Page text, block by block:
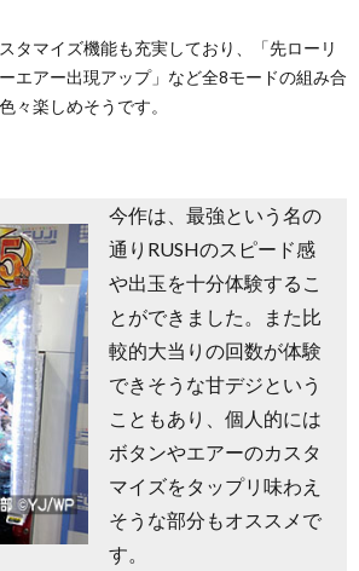
タマイズ機能も充実しており、「先ローリ
エアー出現アップ」など全8モードの組み合
々楽しめそうです。
今作は、最強という名の
通りRUSHのスピード感
や出玉を十分体験するこ
とができました。また比
較的大当りの回数が体験
できそうな甘デジという
こともあり、個人的には
ボタンやエアーのカスタ
マイズをタップリ味わえ
そうな部分もオススメで
す。